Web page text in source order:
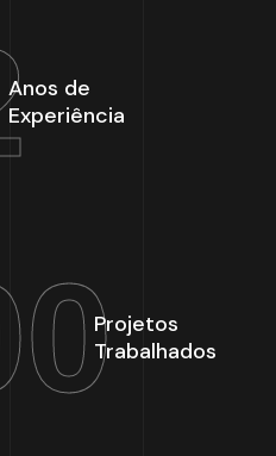
Anos de
Experiência
Projetos
Trabalhados